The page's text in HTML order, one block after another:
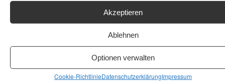
Akzeptieren
Ablehnen
Optionen verwalten
Cookie-RichtlinieDatenschutzerklärungImpressum
Kraftquelle. Der Track ist gefühlvoll und ergreifend, mit einem
(Backing Vocals – Jennie Abrahamson).
Dauer:5:13